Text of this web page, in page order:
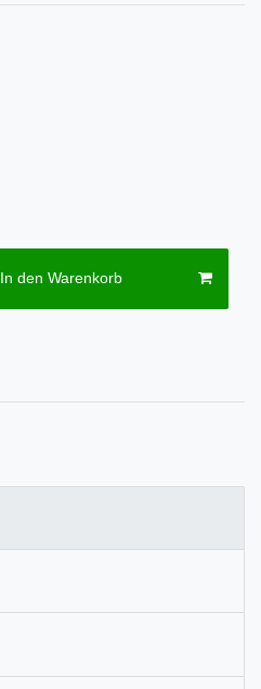
In den Warenkorb